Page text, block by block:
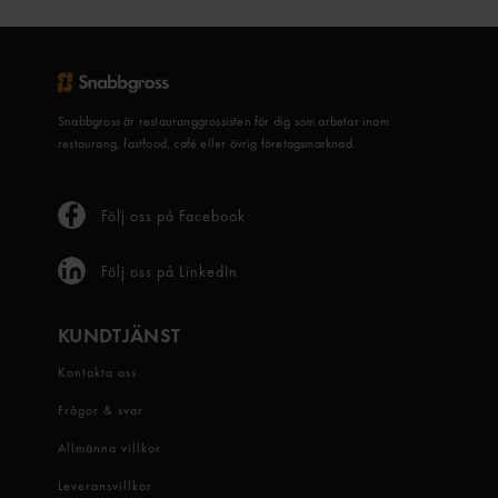
Snabbgross är restauranggrossisten för dig som arbetar inom
restaurang, fastfood, café eller övrig företagsmarknad.
Följ oss på Facebook
Följ oss på LinkedIn
KUNDTJÄNST
Kontakta oss
Frågor & svar
Allmänna villkor
Leveransvillkor